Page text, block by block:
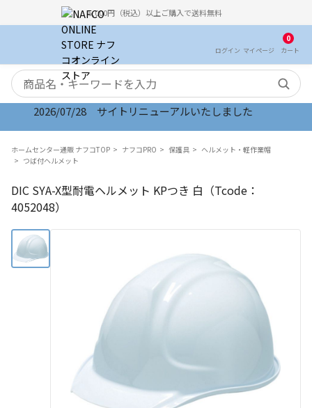
5,000円（税込）以上ご購入で送料無料
ログイン マイ ページ
0
カート
検索キーワード
2026/07/28 サイトリニューアルいたしました
ホームセンター通販 ナフコTOP ナフコPRO 保護具
ヘルメット・軽作業帽
つば付ヘルメット
DIC SYA-X型耐電ヘルメット KPつき 白（Tcode：
4052048）